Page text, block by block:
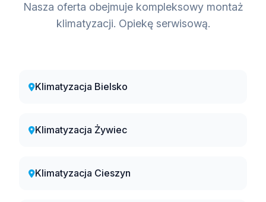
Nasza oferta obejmuje kompleksowy montaż
klimatyzacji. Opiekę serwisową.
Klimatyzacja Bielsko
Klimatyzacja Żywiec
Klimatyzacja Cieszyn